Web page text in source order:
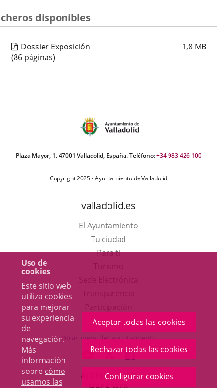
Uso de
cookies
Este sitio web
utiliza cookies
para mejorar
su experiencia
de
navegación.
Más
información
sobre cómo
usamos las
Aceptar todas las cookies
Rechazar todas las cookies
Configurar cookies
disponibles
Dossier Exposición 1,8 MB
(86 páginas)
Plaza Mayor, 1. 47001 Valladolid, España. Teléfono:+34 983 426 100
Copyright 2025 - Ayuntamiento de Valladolid
valladolid.es
El Ayuntamiento
Tu ciudad
Para ti
en
una
ventana
nueva.
aplicación
externa.
Otras webs del ayuntamiento
ENLACE
A
UNA
ENLACE
A
UNA
ENLACE
A
UNA
ACCESIBILIDAD